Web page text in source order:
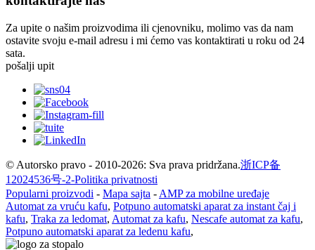
Za upite o našim proizvodima ili cjenovniku, molimo vas da nam
ostavite svoju e-mail adresu i mi ćemo vas kontaktirati u roku od 24
sata.
pošalji upit
© Autorsko pravo - 2010-2026: Sva prava pridržana.浙ICP备
12024536号-2-Politika privatnosti
Popularni proizvodi - Mapa sajta - AMP za mobilne uređaje
Automat za vruću kafu, Potpuno automatski aparat za instant čaj i
kafu, Traka za ledomat, Automat za kafu, Nescafe automat za kafu,
Potpuno automatski aparat za ledenu kafu,